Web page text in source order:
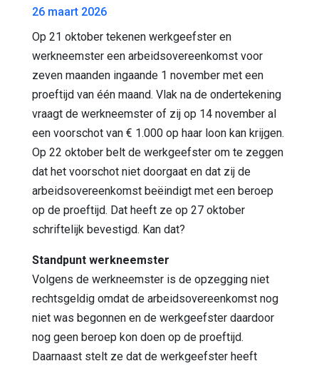
26 maart 2026
Op 21 oktober tekenen werkgeefster en
werkneemster een arbeidsovereenkomst voor
zeven maanden ingaande 1 november met een
proeftijd van één maand. Vlak na de ondertekening
vraagt de werkneemster of zij op 14 november al
een voorschot van € 1.000 op haar loon kan krijgen.
Op 22 oktober belt de werkgeefster om te zeggen
dat het voorschot niet doorgaat en dat zij de
arbeidsovereenkomst beëindigt met een beroep
op de proeftijd. Dat heeft ze op 27 oktober
schriftelijk bevestigd. Kan dat?
Standpunt werkneemster
Volgens de werkneemster is de opzegging niet
rechtsgeldig omdat de arbeidsovereenkomst nog
niet was begonnen en de werkgeefster daardoor
nog geen beroep kon doen op de proeftijd.
Daarnaast stelt ze dat de werkgeefster heeft